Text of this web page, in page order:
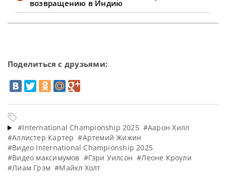
возвращению в Индию
Поделиться с друзьями:
#International Championship 2025 #Аарон Хилл
#Аллистер Картер #Артемий Жижин
#Видео International Championship 2025
#Видео максимумов #Гэри Уилсон #Леоне Кроули
#Лиам Грэм #Майкл Холт